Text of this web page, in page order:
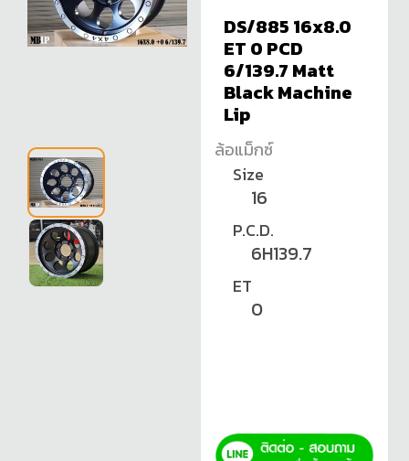
DS/885 16x8.0
ET 0 PCD
6/139.7 Matt
Black Machine
Lip
ล้อแม็กซ์
Size
16
P.C.D.
6H139.7
ET
0